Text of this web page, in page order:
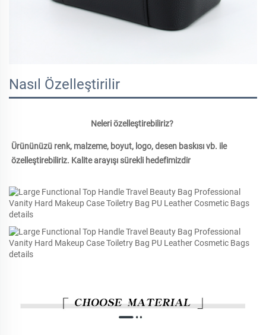
Nasıl Özelleştirilir
Neleri özelleştirebiliriz?
Ürününüzü renk, malzeme, boyut, logo, desen baskısı vb. ile
özelleştirebiliriz. Kalite arayışı sürekli hedefimizdir